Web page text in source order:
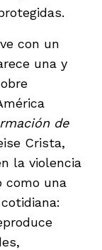
con un
una y
de
Crista,
la violencia
como una